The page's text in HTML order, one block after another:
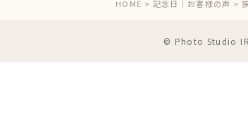
HOME > 記念日｜お客様の声 >
© Photo Studio